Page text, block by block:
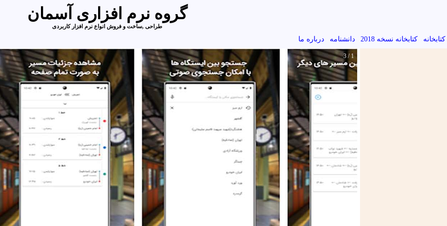
گروه نرم افزاری آسمان
طراحی ,ساخت و فروش انواع نرم افزار کاربردی
کتابخانه کتابخانه نسخه 2018 دانشنامه درباره ما
1 / 3